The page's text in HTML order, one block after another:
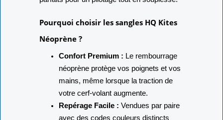
néoprène assure une douceur et un amorti
Pourquoi choisir les sangles HQ Kites
Néoprène ?
Confort Premium :Le rembourrage
néoprène protège vos poignets et vos
mains, même lorsque la traction de
votre cerf-volant augmente.